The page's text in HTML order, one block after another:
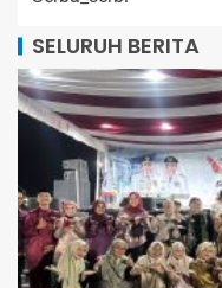
SELURUH BERITA